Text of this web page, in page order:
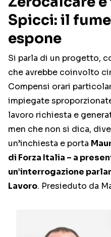
Spicci: il
espone
Si parla di un progetto,
che avrebbe coinvolto
Compensi orari
impiegate
lavoro richiesta e
men che non si dica,
un’inchiesta e porta
di Forza Italia – a
un’interrogazione
Lavoro. Presieduto da